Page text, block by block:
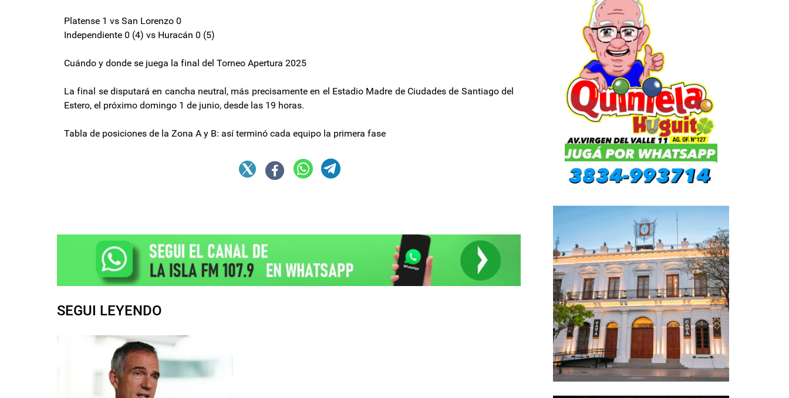
Platense 1 vs San Lorenzo 0
Independiente 0 (4) vs Huracán 0 (5)
Cuándo y donde se juega la final del Torneo Apertura 2025
La final se disputará en cancha neutral, más precisamente en el Estadio Madre de Ciudades de Santiago del
Estero, el próximo domingo 1 de junio, desde las 19 horas.
Tabla de posiciones de la Zona A y B: así terminó cada equipo la primera fase
SEGUI LEYENDO